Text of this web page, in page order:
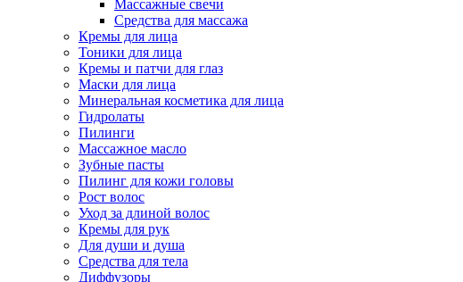
Массажные свечи
Средства для массажа
Кремы для лица
Тоники для лица
Кремы и патчи для глаз
Маски для лица
Минеральная косметика для лица
Гидролаты
Пилинги
Массажное масло
Зубные пасты
Пилинг для кожи головы
Рост волос
Уход за длиной волос
Кремы для рук
Для души и душа
Средства для тела
Диффузоры